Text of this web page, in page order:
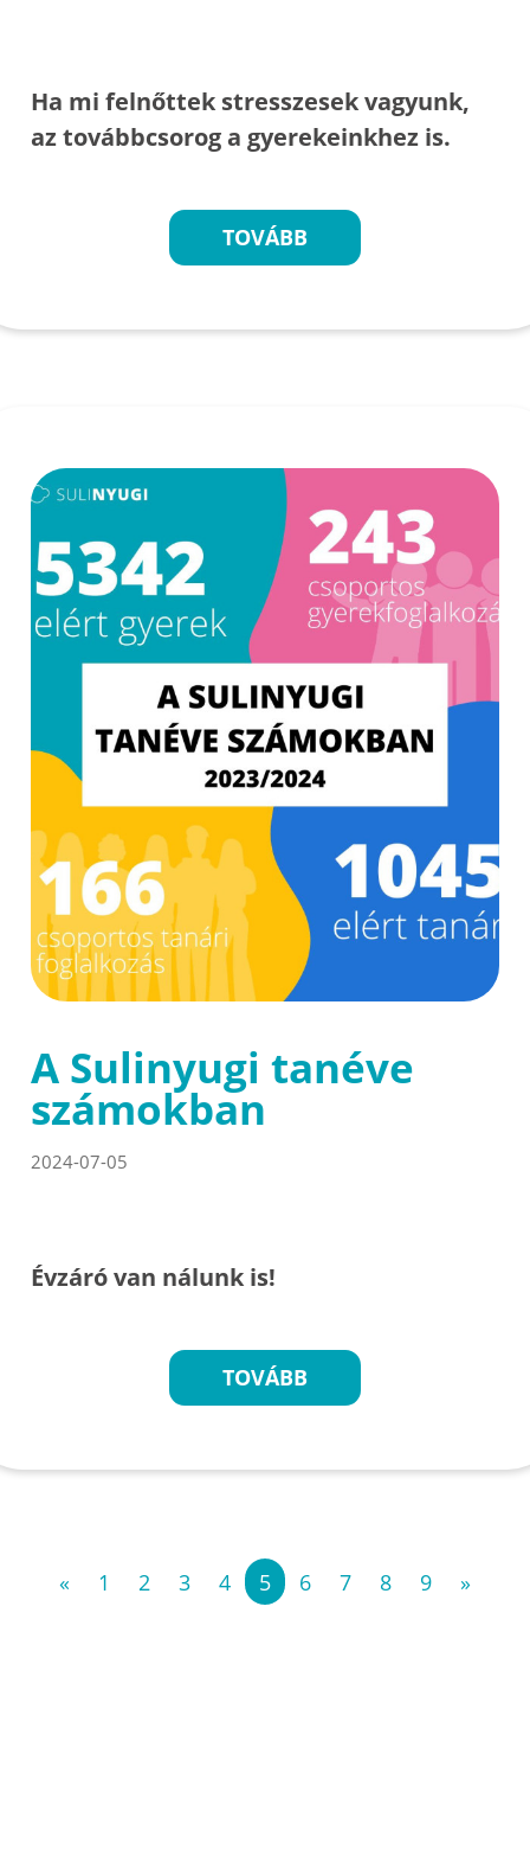
Ha mi felnőttek stresszesek vagyunk,
az továbbcsorog a gyerekeinkhez is.
TOVÁBB
A Sulinyugi tanéve
számokban
2024-07-05
Évzáró van nálunk is!
TOVÁBB
« 1 2 3 4 5 6 7 8 9 »